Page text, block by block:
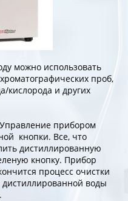
можно использовать
проб,
кислорода и других
прибором
кнопки. Все, что
дистиллированную
кнопку. Прибор
процесс очистки
воды